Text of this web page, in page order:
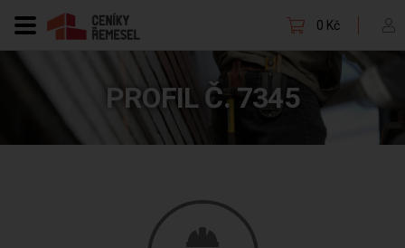
0 Kč
PROFIL Č. 7345